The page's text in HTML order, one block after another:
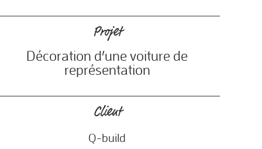
Projet
Décoration d’une voiture de
représentation
Client
Q-build